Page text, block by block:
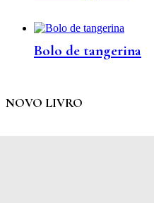
Bolo de tangerina
NOVO LIVRO